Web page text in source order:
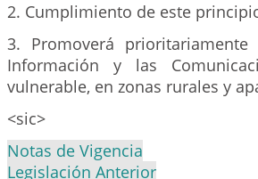
2. Cumplimiento de este
3. Promoverá
Información y las
vulnerable, en zonas rurales y
<sic>
Notas de Vigencia
Legislación Anterior